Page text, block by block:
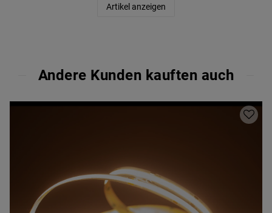
Artikel anzeigen
Andere Kunden kauften auch